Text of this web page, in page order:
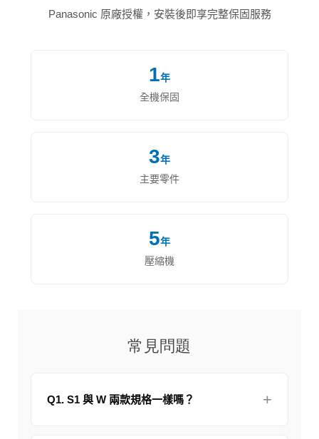
Panasonic 原廠授權，安裝後即享完整保固服務
1年
全機保固
3年
主要零件
5年
壓縮機
常見問題
Q1. S1 與 W 兩款規格一樣嗎？